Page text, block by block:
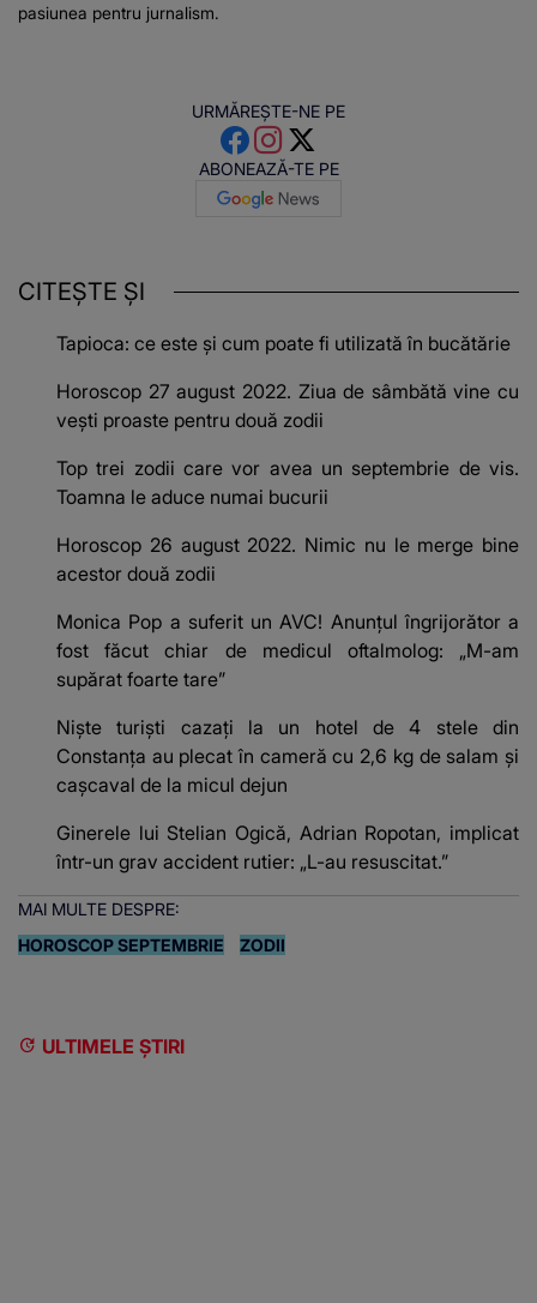
pasiunea pentru jurnalism.
URMĂREȘTE-NE PE
ABONEAZĂ-TE PE
CITEȘTE ȘI
Tapioca: ce este și cum poate fi utilizată în bucătărie
Horoscop 27 august 2022. Ziua de sâmbătă vine cu
vești proaste pentru două zodii
Top trei zodii care vor avea un septembrie de vis.
Toamna le aduce numai bucurii
Horoscop 26 august 2022. Nimic nu le merge bine
acestor două zodii
Monica Pop a suferit un AVC! Anunțul îngrijorător a
fost făcut chiar de medicul oftalmolog: „M-am
supărat foarte tare”
Niște turiști cazați la un hotel de 4 stele din
Constanța au plecat în cameră cu 2,6 kg de salam și
cașcaval de la micul dejun
Ginerele lui Stelian Ogică, Adrian Ropotan, implicat
într-un grav accident rutier: „L-au resuscitat.”
MAI MULTE DESPRE:
HOROSCOP SEPTEMBRIE
ZODII
ULTIMELE ȘTIRI